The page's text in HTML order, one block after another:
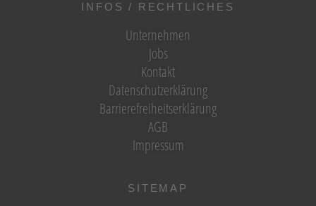
INFOS / RECHTLICHES
Unternehmen
Jobs
Kontakt
Datenschutzerklärung
Barrierefreiheitserklärung
AGB
Impressum
SITEMAP